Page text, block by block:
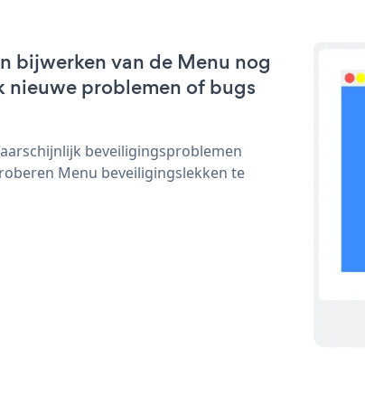
bijwerken van de Menu nog
problemen of bugs
beveiligingsproblemen
Menu beveiligingslekken te